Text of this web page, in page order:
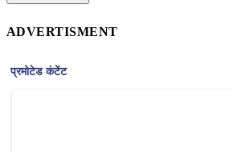
ADVERTISMENT